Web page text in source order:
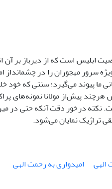
ابلیس است که از دیرباز بر
سرور مهجوران را در
ما پیوند می‌­گیرد؛ سنتی که
پیش‌از مولانا نمونه‌­های
نکته درخور دقت آنکه حتی در
تراژیک نمایان می‌­شود.
الهی
امیدواری به رحمت الهی